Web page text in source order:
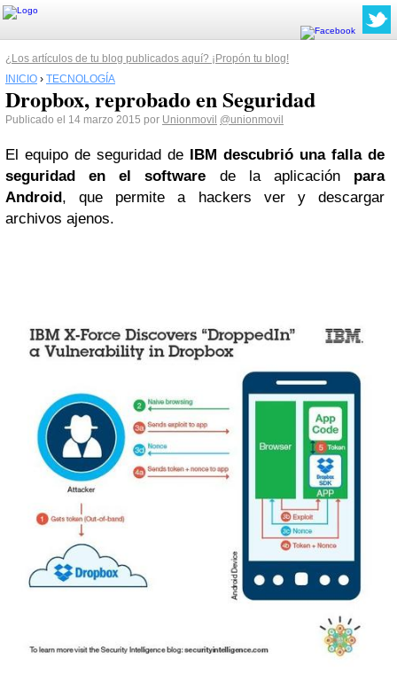
¿Los artículos de tu blog publicados aquí? ¡Propón tu blog!
INICIO › TECNOLOGÍA
Dropbox, reprobado en Seguridad
Publicado el 14 marzo 2015 por Unionmovil @unionmovil
El equipo de seguridad de IBM descubrió una falla de
seguridad en el software de la aplicación para
Android, que permite a hackers ver y descargar
archivos ajenos.